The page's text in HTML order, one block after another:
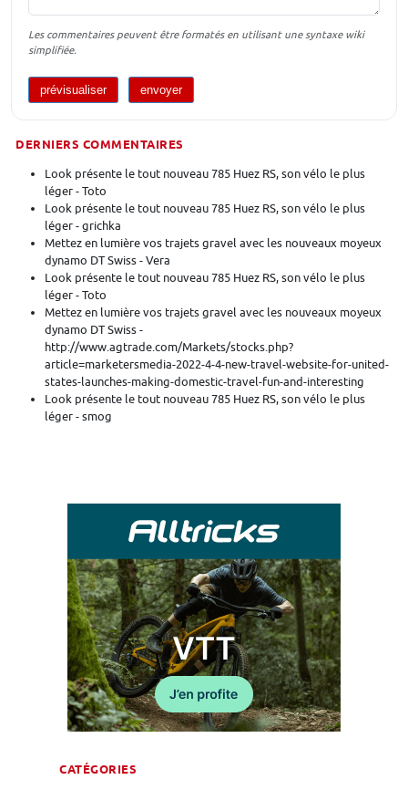
Les commentaires peuvent être formatés en utilisant une syntaxe wiki
simplifiée.
DERNIERS COMMENTAIRES
Look présente le tout nouveau 785 Huez RS, son vélo le plus
léger - Toto
Look présente le tout nouveau 785 Huez RS, son vélo le plus
léger - grichka
Mettez en lumière vos trajets gravel avec les nouveaux moyeux
dynamo DT Swiss - Vera
Look présente le tout nouveau 785 Huez RS, son vélo le plus
léger - Toto
Mettez en lumière vos trajets gravel avec les nouveaux moyeux
dynamo DT Swiss -
http://www.agtrade.com/Markets/stocks.php?
article=marketersmedia-2022-4-4-new-travel-website-for-united-
states-launches-making-domestic-travel-fun-and-interesting
Look présente le tout nouveau 785 Huez RS, son vélo le plus
léger - smog
CATÉGORIES